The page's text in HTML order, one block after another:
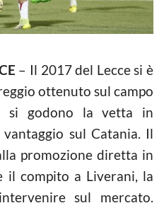
– Il 2017 del Lecce si è
ottenuto sul campo
si godono la vetta in
sul Catania. Il
promozione diretta in
il compito a Liverani, la
sul mercato.